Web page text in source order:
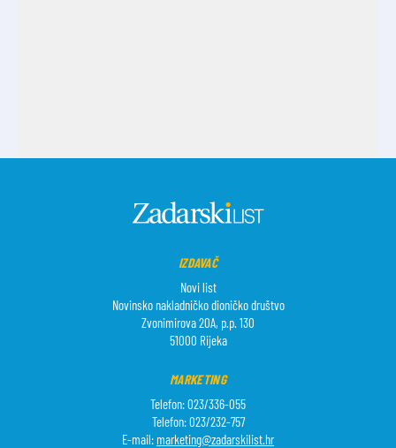
IZDAVAČ
Novi list
Novinsko nakladničko dioničko društvo
Zvonimirova 20A, p.p. 130
51000 Rijeka
MARKETING
Telefon: 023/336-055
Telefon: 023/232-757
E-mail: marketing@zadarskilist.hr